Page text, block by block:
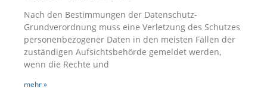
Nach den Bestimmungen der Datenschutz-
Grundverordnung muss eine Verletzung des Schutzes
personenbezogener Daten in den meisten Fällen der
zuständigen Aufsichtsbehörde gemeldet werden,
wenn die Rechte und
mehr »